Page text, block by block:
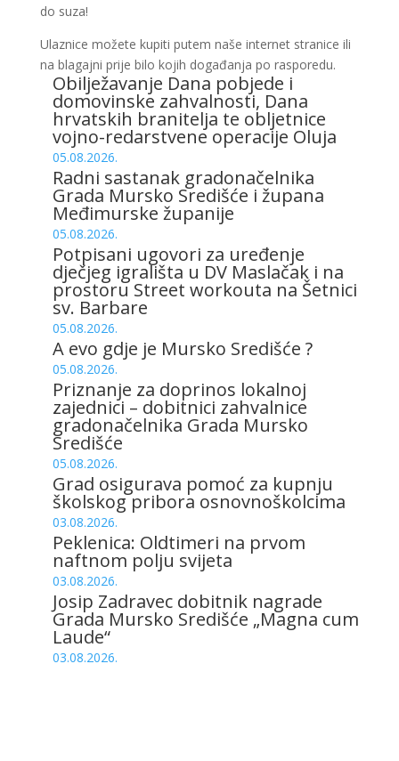
do suza!
Ulaznice možete kupiti putem naše internet stranice ili
na blagajni prije bilo kojih događanja po rasporedu.
Obilježavanje Dana pobjede i
domovinske zahvalnosti, Dana
hrvatskih branitelja te obljetnice
vojno-redarstvene operacije Oluja
05.08.2026.
Radni sastanak gradonačelnika
Grada Mursko Središće i župana
Međimurske županije
05.08.2026.
Potpisani ugovori za uređenje
dječjeg igrališta u DV Maslačak i na
prostoru Street workouta na Šetnici
sv. Barbare
05.08.2026.
A evo gdje je Mursko Središće ?
05.08.2026.
Priznanje za doprinos lokalnoj
zajednici – dobitnici zahvalnice
gradonačelnika Grada Mursko
Središće
05.08.2026.
Grad osigurava pomoć za kupnju
školskog pribora osnovnoškolcima
03.08.2026.
Peklenica: Oldtimeri na prvom
naftnom polju svijeta
03.08.2026.
Josip Zadravec dobitnik nagrade
Grada Mursko Središće „Magna cum
Laude“
03.08.2026.